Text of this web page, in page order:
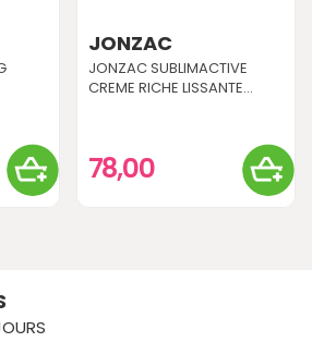
JONZAC
JONZAC SUBLIMACTIVE
CREME RICHE LISSANTE...
78,00